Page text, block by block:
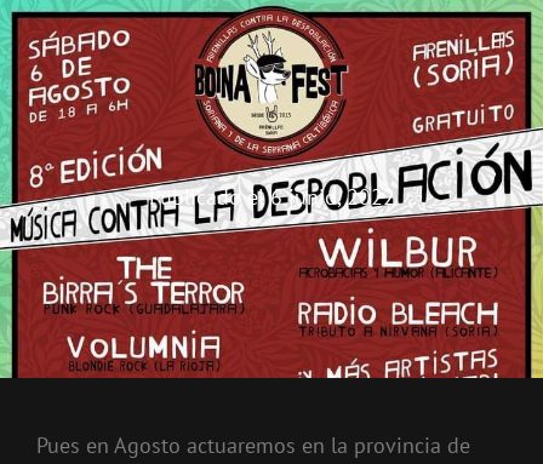
THE BIRRA'S TERROR
Aterrorizando Birras Desde 2010
Publicado el6 junio, 2022
Pues en Agosto actuaremos en la provincia de